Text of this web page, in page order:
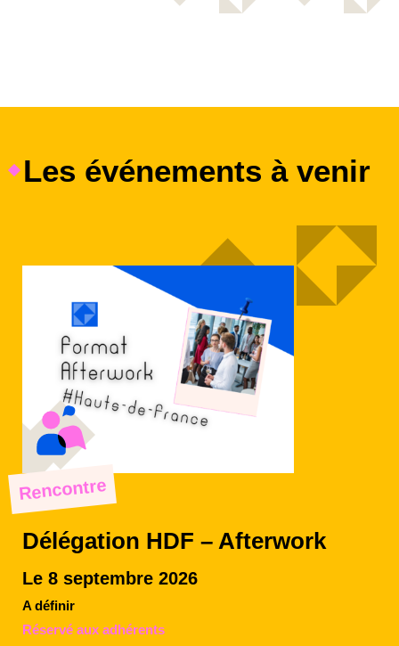
Les événements à venir
Rencontre
Délégation HDF – Afterwork
Le 8 septembre 2026
A définir
Réservé aux adhérents